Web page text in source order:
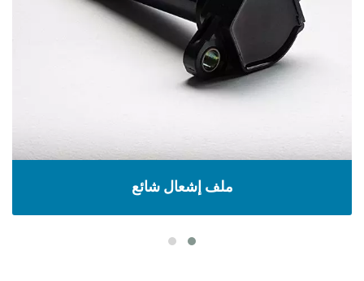
ملف إشعال شائع